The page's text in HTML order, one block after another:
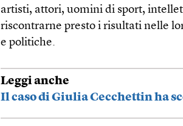
artisti, attori, uomini di sport,
riscontrarne presto i risultati nelle
e politiche.
Leggi anche
Il caso di Giulia Cecchettin ha